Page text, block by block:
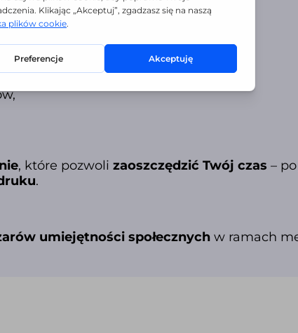
SIĘ Z:
, które pozwoli zaoszczędzić Twój czas –
.
umiejętności społecznychw ramach